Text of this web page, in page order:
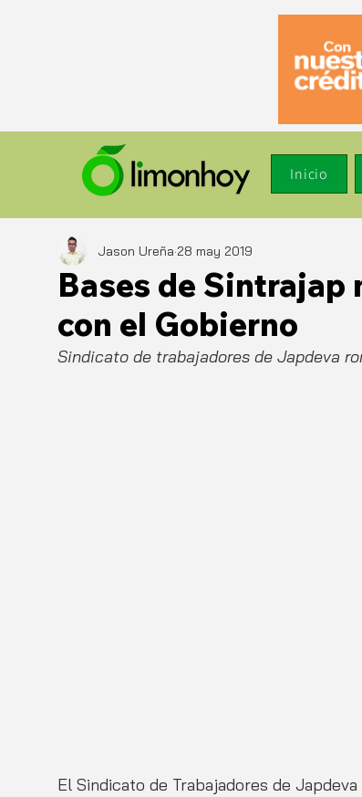
Inicio
Bases de Sintrajap
con el Gobierno
Jason Ureña 28 may 2019
Sindicato de trabajadores de Japdeva
El Sindicato de Trabajadores de